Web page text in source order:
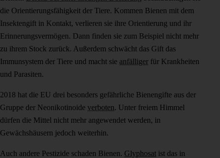
die Orientierungsfähigkeit der Tiere. Kommen Bienen mit dem
Insektengift in Kontakt, verlieren sie ihre Orientierung und ihr
Erinnerungsvermögen. Dann finden sie zum Beispiel nicht mehr
zu ihrem Stock zurück. Außerdem schwächt das Gift das
Immunsystem der Tiere und macht sie anfälliger für Krankheiten
und Parasiten.
2018 hat die EU drei besonders gefährliche Bienengifte aus der
Gruppe der Neonikotinoide verboten. Unter freiem Himmel
dürfen die Mittel nicht mehr angewendet werden, in
Gewächshäusern jedoch weiterhin.
Auch andere Pestizide schaden Bienen. Glyphosat ist das in